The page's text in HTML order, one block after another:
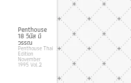
Penthouse
18 วีนัส มี
วรรณ
Penthouse Thai
Edition
November
1995 Vol.2